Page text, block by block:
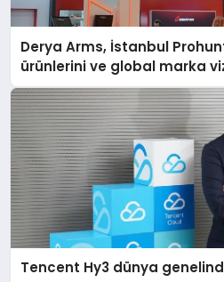
Derya Arms, İstanbul
ürünlerini ve global marka
Tencent Hy3 dünya